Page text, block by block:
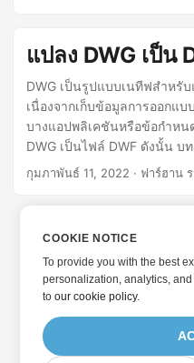
แปลง DWG เป็น
DWG เป็นรูปแบบเนทีฟสำหรั
เนื่องจากเก็บข้อมูลการออกแ
บางแอปพลิเคชันหรือข้อกำหน
DWG เป็นไฟล์ DWF ดังนั้น
DWG เป็นรูปแบบ DWF โดยท
กุมภาพันธ์ 11, 2022 · ฟาร์ฮาน
COOKIE NOTICE
To provide you with the best
personalization, analytics,
toour cookie policy.